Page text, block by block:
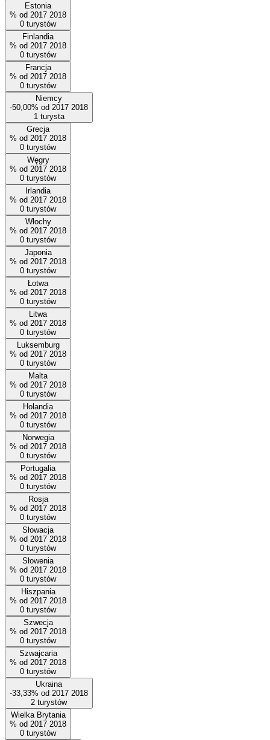
Estonia
% od 2017 2018
0 turystów
Finlandia
% od 2017 2018
0 turystów
Francja
% od 2017 2018
0 turystów
Niemcy
-50,00% od 2017 2018
1 turysta
Grecja
% od 2017 2018
0 turystów
Węgry
% od 2017 2018
0 turystów
Irlandia
% od 2017 2018
0 turystów
Włochy
% od 2017 2018
0 turystów
Japonia
% od 2017 2018
0 turystów
Łotwa
% od 2017 2018
0 turystów
Litwa
% od 2017 2018
0 turystów
Luksemburg
% od 2017 2018
0 turystów
Malta
% od 2017 2018
0 turystów
Holandia
% od 2017 2018
0 turystów
Norwegia
% od 2017 2018
0 turystów
Portugalia
% od 2017 2018
0 turystów
Rosja
% od 2017 2018
0 turystów
Słowacja
% od 2017 2018
0 turystów
Słowenia
% od 2017 2018
0 turystów
Hiszpania
% od 2017 2018
0 turystów
Szwecja
% od 2017 2018
0 turystów
Szwajcaria
% od 2017 2018
0 turystów
Ukraina
-33,33% od 2017 2018
2 turystów
Wielka Brytania
% od 2017 2018
0 turystów